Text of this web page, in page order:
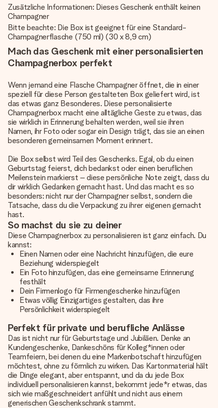
Zusätzliche Informationen: Dieses Geschenk enthält keinen
Champagner
Bitte beachte: Die Box ist geeignet für eine Standard-
Champagnerflasche (750 ml) (30 x 8,9 cm)
Mach das Geschenk mit einer personalisierten
Champagnerbox perfekt
Wenn jemand eine Flasche Champagner öffnet, die in einer
speziell für diese Person gestalteten Box geliefert wird, ist
das etwas ganz Besonderes. Diese personalisierte
Champagnerbox macht eine alltägliche Geste zu etwas, das
sie wirklich in Erinnerung behalten werden, weil sie ihren
Namen, ihr Foto oder sogar ein Design trägt, das sie an einen
besonderen gemeinsamen Moment erinnert.
Die Box selbst wird Teil des Geschenks. Egal, ob du einen
Geburtstag feierst, dich bedankst oder einen beruflichen
Meilenstein markierst – diese persönliche Note zeigt, dass du
dir wirklich Gedanken gemacht hast. Und das macht es so
besonders: nicht nur der Champagner selbst, sondern die
Tatsache, dass du die Verpackung zu ihrer eigenen gemacht
hast.
So machst du sie zu deiner
Diese Champagnerbox zu personalisieren ist ganz einfach. Du
kannst:
Einen Namen oder eine Nachricht hinzufügen, die eure
Beziehung widerspiegelt
Ein Foto hinzufügen, das eine gemeinsame Erinnerung
festhält
Dein Firmenlogo für Firmengeschenke hinzufügen
Etwas völlig Einzigartiges gestalten, das ihre
Persönlichkeit widerspiegelt
Perfekt für private und berufliche Anlässe
Das ist nicht nur für Geburtstage und Jubiläen. Denke an
Kundengeschenke, Dankeschöns für Kolleg*innen oder
Teamfeiern, bei denen du eine Markenbotschaft hinzufügen
möchtest, ohne zu förmlich zu wirken. Das Kartonmaterial hält
die Dinge elegant, aber entspannt, und da du jede Box
individuell personalisieren kannst, bekommt jede*r etwas, das
sich wie maßgeschneidert anfühlt und nicht aus einem
generischen Geschenkschrank stammt.